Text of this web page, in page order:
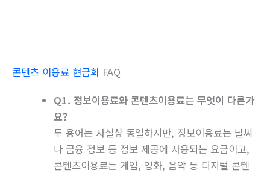
콘텐츠 이용료 현금화 FAQ
Q1. 정보이용료와 콘텐츠이용료는 무엇이 다른가
요?
두 용어는 사실상 동일하지만, 정보이용료는 날씨
나 금융 정보 등 정보 제공에 사용되는 요금이고,
콘텐츠이용료는 게임, 영화, 음악 등 디지털 콘텐